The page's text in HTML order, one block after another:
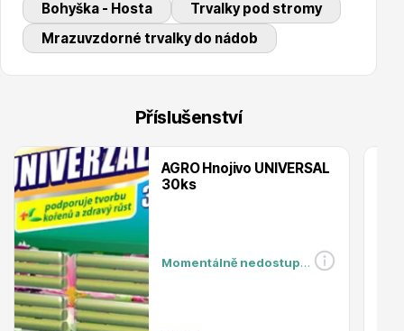
Okrasné trávy
Bohyška - Hosta
Trvalky pod stromy
Mrazuvzdorné trvalky do nádob
Příslušenství
AGRO Hnojivo UNIVERSAL
30ks
Momentálně nedostupné